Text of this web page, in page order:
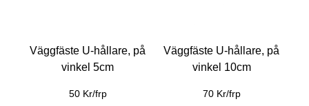
Väggfäste U-hållare, på
vinkel 5cm
50 Kr/frp
Väggfäste U-hållare, på
vinkel 10cm
70 Kr/frp